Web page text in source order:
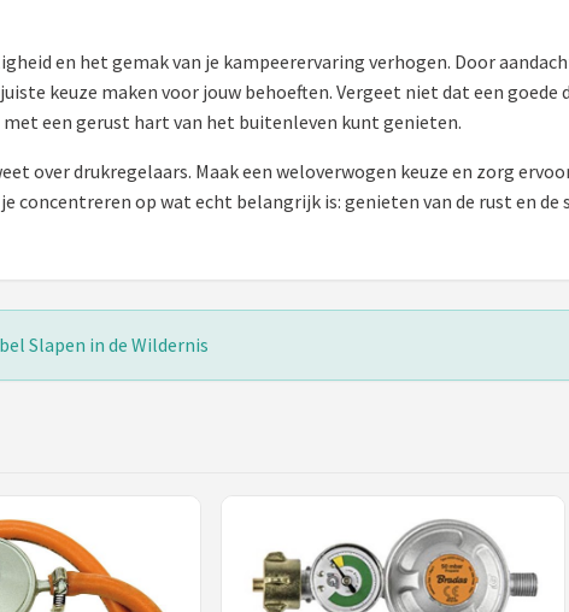
en het gemak van je kampeerervaring verhogen. Door
keuze maken voor jouw behoeften. Vergeet niet dat een goede
een gerust hart van het buitenleven kunt genieten.
over drukregelaars. Maak een weloverwogen keuze en zorg
concentreren op wat echt belangrijk is: genieten van de rust en de
Slapen in de Wildernis